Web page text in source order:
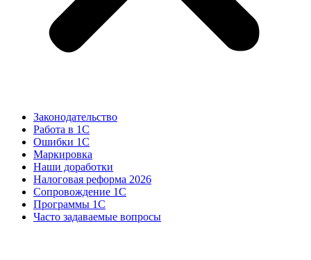
Законодательство
Работа в 1С
Ошибки 1С
Маркировка
Наши доработки
Налоговая реформа 2026
Сопровождение 1С
Программы 1С
Часто задаваемые вопросы